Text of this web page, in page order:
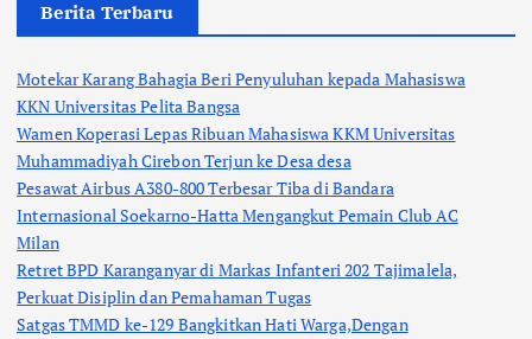
Berita Terbaru
Motekar Karang Bahagia Beri Penyuluhan kepada Mahasiswa
KKN Universitas Pelita Bangsa
Wamen Koperasi Lepas Ribuan Mahasiswa KKM Universitas
Muhammadiyah Cirebon Terjun ke Desa desa
Pesawat Airbus A380-800 Terbesar Tiba di Bandara
Internasional Soekarno-Hatta Mengangkut Pemain Club AC
Milan
Retret BPD Karanganyar di Markas Infanteri 202 Tajimalela,
Perkuat Disiplin dan Pemahaman Tugas
Satgas TMMD ke-129 Bangkitkan Hati Warga,Dengan